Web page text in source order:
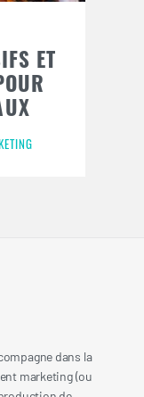
ET
dans la
marketing (ou